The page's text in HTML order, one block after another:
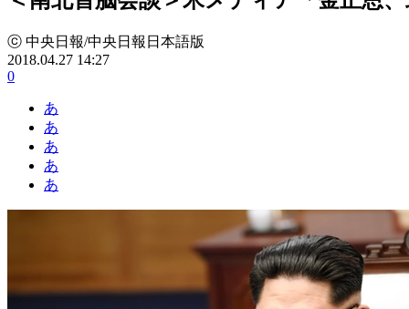
ⓒ 中央日報/中央日報日本語版
2018.04.27 14:27
0
あ
あ
あ
あ
あ